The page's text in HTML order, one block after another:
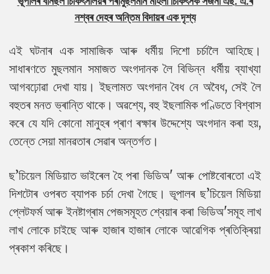
নশ্বৰ দেহৰ অন্তিম বিদায়ৰ এক দৃশ্য
এই ঘটনাৰ এক সামাজিক আৰু ধৰ্মীয় দিশো চৰ্চালৈ আহিছে।
সাধাৰণতে মুছলমান সমাজত অংগদানক লৈ বিভিন্ন ধৰ্মীয় ব্যাখ্যা
আগবঢ়োৱা দেখা যায়। ইছলামত অংগদান বৈধ নে অবৈধ, সেই লৈ
বহুতৰ মনত ভ্ৰান্তি থাকে। অৱশ্যে, বহু ইছলামিক পণ্ডিতে বিশ্বাস
কৰে যে যদি কোনো মানুহৰ প্ৰাণ ৰক্ষাৰ উদ্দেশ্যে অংগদান কৰা হয়,
তেন্তে সেয়া মানৱতাৰ সেৱাৰ অন্তৰ্গত।
ছ’চিয়েল মিডিয়াত ভাইৰেল হৈ পৰা ভিডিঅ' আৰু পোষ্টবোৰতো এই
দিশটোৰ ওপৰত ব্যাপক চৰ্চা দেখা গৈছে। ভূপালৰ ছ’চিয়েল মিডিয়া
প্লেটফৰ্ম আৰু ইনষ্টাগ্ৰাম পেজসমূহত শ্বেয়াৰ কৰা ভিডিঅ'সমূহ লাখ
লাখ লোকে চাইছে আৰু হাজাৰ হাজাৰ লোকে আৱেগিক প্ৰতিক্ৰিয়া
প্ৰকাশ কৰিছে।